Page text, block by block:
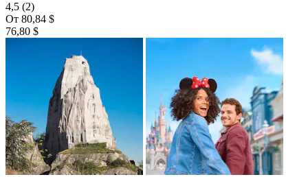
4,5 (2)
От 80,84 $
76,80 $